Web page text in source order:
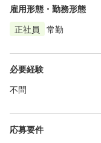
雇用形態・勤務形態
正社員
常勤
必要経験
不問
応募要件